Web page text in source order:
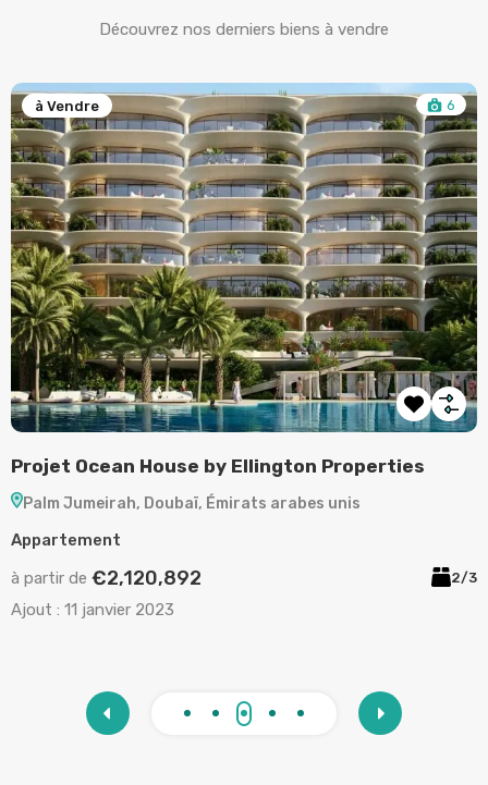
Découvrez nos derniers biens à vendre
à Vendre 6
Projet Ocean House by Ellington Properties
Palm Jumeirah, Doubaï, Émirats arabes unis
Appartement
à partir de €2,120,892 2/3
Ajout : 11 janvier 2023